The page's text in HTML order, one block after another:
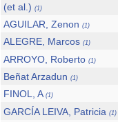
(et al.) (1)
AGUILAR, Zenon (1)
ALEGRE, Marcos (1)
ARROYO, Roberto (1)
Beñat Arzadun (1)
FINOL, A (1)
GARCÍA LEIVA, Patricia (1)